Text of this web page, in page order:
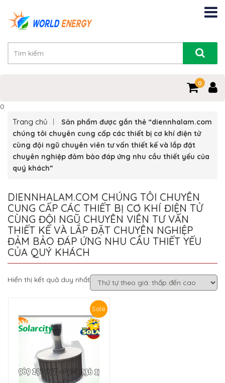
0
0
Trang chủ
Sản phẩm được gắn thẻ “diennhalam.com
chúng tôi chuyên cung cấp các thiết bị cơ khí điện tử
cùng đội ngũ chuyên viên tư vấn thiết kế và lắp đặt
chuyên nghiệp đảm bảo đáp ứng nhu cầu thiết yếu của
quý khách”
DIENNHALAM.COM CHÚNG TÔI CHUYÊN
CUNG CẤP CÁC THIẾT BỊ CƠ KHÍ ĐIỆN TỬ
CÙNG ĐỘI NGŨ CHUYÊN VIÊN TƯ VẤN
THIẾT KẾ VÀ LẮP ĐẶT CHUYÊN NGHIỆP
ĐẢM BẢO ĐÁP ỨNG NHU CẦU THIẾT YẾU
CỦA QUÝ KHÁCH
Hiển thị kết quả duy nhất
Sale